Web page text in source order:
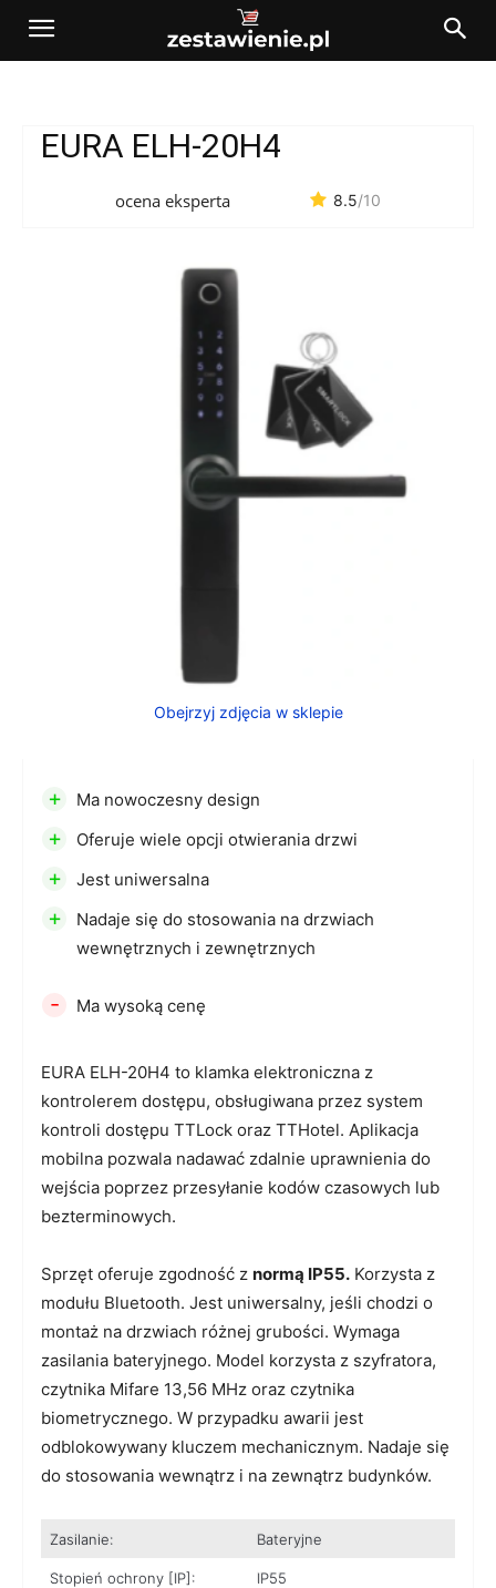
EURA ELH-20H4
ocena eksperta 8.5/10
Obejrzyj zdjęcia w sklepie
EURA ELH-20H4 to klamka elektroniczna z
kontrolerem dostępu, obsługiwana przez system
kontroli dostępu TTLock oraz TTHotel. Aplikacja
mobilna pozwala nadawać zdalnie uprawnienia do
wejścia poprzez przesyłanie kodów czasowych lub
bezterminowych.
Sprzęt oferuje zgodność z normą IP55. Korzysta z
modułu Bluetooth. Jest uniwersalny, jeśli chodzi o
montaż na drzwiach różnej grubości. Wymaga
zasilania bateryjnego. Model korzysta z szyfratora,
czytnika Mifare 13,56 MHz oraz czytnika
biometrycznego. W przypadku awarii jest
odblokowywany kluczem mechanicznym. Nadaje się
do stosowania wewnątrz i na zewnątrz budynków.
Zasilanie: Bateryjne
Stopień ochrony [IP]: IP55
+ Ma nowoczesny design
+ Oferuje wiele opcji otwierania drzwi
+ Jest uniwersalna
+
Nadaje się do stosowania na drzwiach
wewnętrznych i zewnętrznych
- Ma wysoką cenę